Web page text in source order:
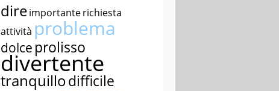
direimportanterichiesta
attività problema
dolce prolisso
divertente
tranquillodifficile